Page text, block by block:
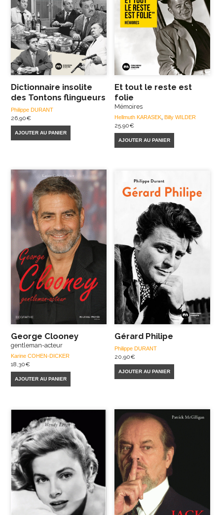
Dictionnaire insolite
des Tontons flingueurs
Philippe DURANT
26,90€
AJOUTER AU PANIER
Et tout le reste est
folie
Mémoires
Hellmuth KARASEK ,Billy WILDER
25,90€
AJOUTER AU PANIER
George Clooney
gentleman-acteur
Karine COHEN-DICKER
18,30€
AJOUTER AU PANIER
Gérard Philipe
Philippe DURANT
20,90€
AJOUTER AU PANIER